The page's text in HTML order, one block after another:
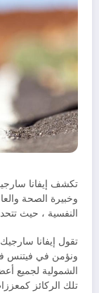
تكشف إيفانا
وخبيرة الصحة
النفسية ، حيث
تقول إيفانا
ونؤمن في فيتنس
الشمولية لجميع
تلك الركائز